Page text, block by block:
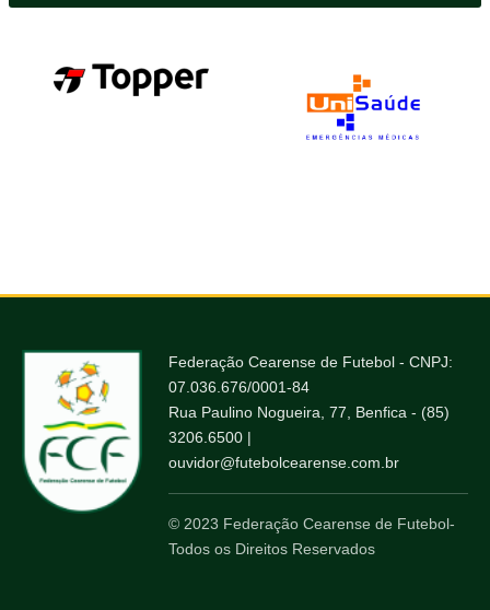
Federação Cearense de Futebol - CNPJ:
07.036.676/0001-84
Rua Paulino Nogueira, 77, Benfica - (85)
3206.6500 |
ouvidor@futebolcearense.com.br
© 2023 Federação Cearense de Futebol-
Todos os Direitos Reservados